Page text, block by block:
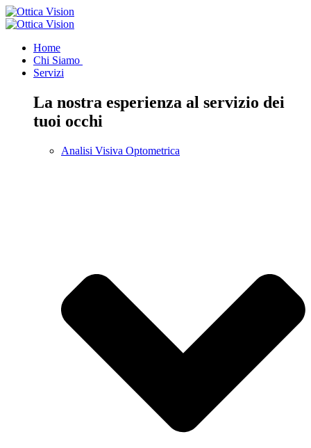
Home
Chi Siamo
Servizi
La nostra esperienza al servizio dei
tuoi occhi
Analisi Visiva Optometrica